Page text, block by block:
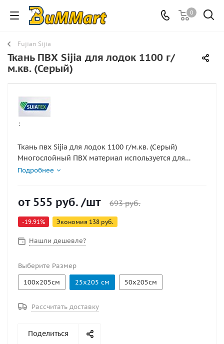
0
Fujian Sijia
Ткань ПВХ Sijia для лодок 1100 г/
м.кв. (Серый)
:
Ткань пвх Sijia для лодок 1100 г/м.кв. (Серый)
Многослойный ПВХ материал используется для
изготовления надувных баллонов, дна или ремонта
материалу для лодок прочность и стойкость к
Ширина рулона – 205см. При покупки более 2кв.м
3 кв.м = куску 150х205см 4кв.м=205х200см и тд
Подробнее
от 555 руб. /шт 693 руб.
-19.91% Экономия 138 руб.
Нашли дешевле?
Выберите Размер
100х205см
25х205 см 50х205см
Рассчитать доставку
Поделиться